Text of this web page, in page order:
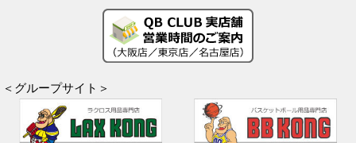
＜グループサイト＞